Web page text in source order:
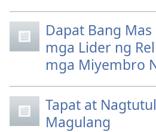
Dapat Bang
mga Lider ng
mga Miyembro
Tapat at
Magulang